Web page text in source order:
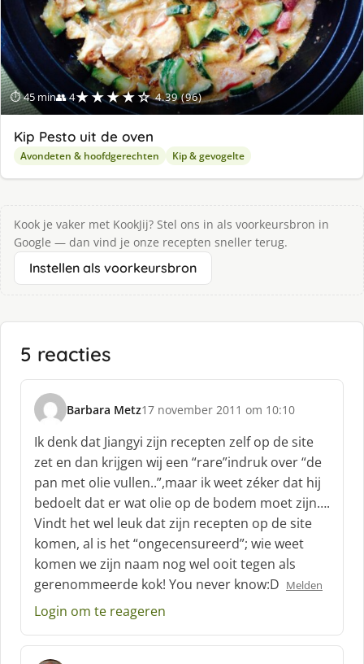
⏱ 45 min👥 4★★★★☆ 4.39 (96)
Kip Pesto uit de oven
Avondeten & hoofdgerechten Kip & gevogelte
Kook je vaker met KookJij? Stel ons in als voorkeursbron in
Google — dan vind je onze recepten sneller terug.
Instellen als voorkeursbron
5 reacties
Barbara Metz
s
c
h
r
e
e
f
:
17 november 2011 om 10:10
Ik denk dat Jiangyi zijn recepten zelf op de site
zet en dan krijgen wij een “rare”indruk over “de
pan met olie vullen..”,maar ik weet zéker dat hij
bedoelt dat er wat olie op de bodem moet zijn….
Vindt het wel leuk dat zijn recepten op de site
komen, al is het “ongecensureerd”; wie weet
komen we zijn naam nog wel ooit tegen als
gerenommeerde kok! You never know:D Melden
Login om te reageren